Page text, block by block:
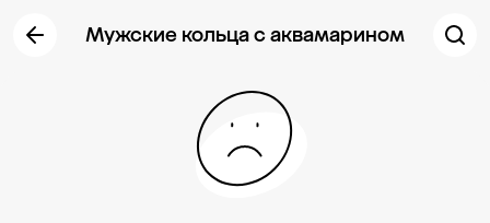
Мужские кольца с аквамарином